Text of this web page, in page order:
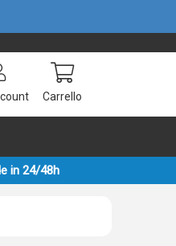
Carrello
in 24/48h